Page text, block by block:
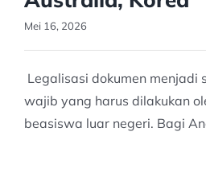
Mei 16, 2026
Legalisasi dokumen menjadi
wajib yang harus dilakukan
beasiswa luar negeri. Bagi